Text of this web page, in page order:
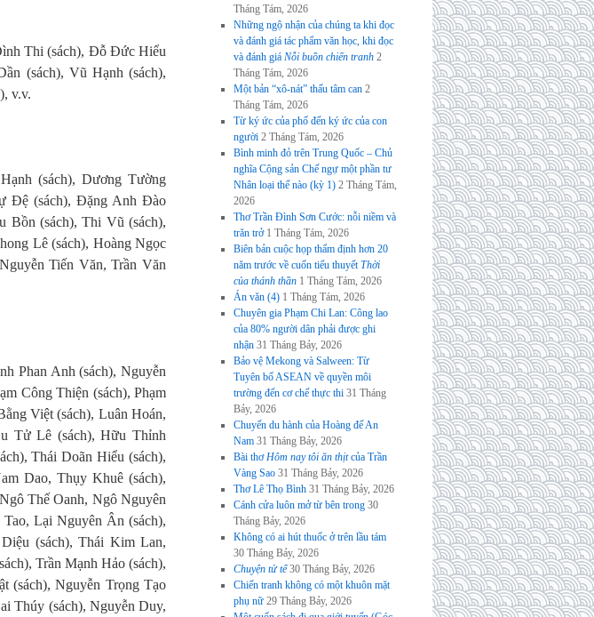
Thi (sách), Đỗ Đức Hiểu
(sách), Vũ Hạnh (sách),
v.v.
(sách), Dương Tường
Đệ (sách), Đặng Anh Đào
Bồn (sách), Thi Vũ (sách),
Lê (sách), Hoàng Ngọc
Tiến Văn, Trần Văn
Phan Anh (sách), Nguyễn
Công Thiện (sách), Phạm
Việt (sách), Luân Hoán,
Tử Lê (sách), Hữu Thỉnh
Thái Doãn Hiểu (sách),
Dao, Thụy Khuê (sách),
Thế Oanh, Ngô Nguyên
Lại Nguyên Ân (sách),
(sách), Thái Kim Lan,
Trần Mạnh Hảo (sách),
(sách), Nguyễn Trọng Tạo
Thúy (sách), Nguyễn Duy,
Tháng Tám, 2026
Những ngộ nhận của chúng ta khi đọc
và đánh giá tác phẩm văn học, khi đọc
và đánh giá Nỗi buồn chiến tranh 2
Tháng Tám, 2026
Một bản “xô-nát” thấu tâm can 2
Tháng Tám, 2026
Từ ký ức của phố đến ký ức của con
người 2 Tháng Tám, 2026
Bình minh đỏ trên Trung Quốc – Chủ
nghĩa Cộng sản Chế ngự một phần tư
Nhân loại thế nào (kỳ 1) 2 Tháng Tám,
2026
Thơ Trần Đình Sơn Cước: nỗi niềm và
trăn trở 1 Tháng Tám, 2026
Biên bản cuộc họp thẩm định hơn 20
năm trước về cuốn tiểu thuyếtThời
của thánh thần 1 Tháng Tám, 2026
Án văn (4) 1 Tháng Tám, 2026
Chuyên gia Phạm Chi Lan: Công lao
của 80% người dân phải được ghi
nhận 31 Tháng Bảy, 2026
Bảo vệ Mekong và Salween: Từ
Tuyên bố ASEAN về quyền môi
trường đến cơ chế thực thi 31 Tháng
Bảy, 2026
Chuyến du hành của Hoàng đế An
Nam 31 Tháng Bảy, 2026
Bài thơHôm nay tôi ăn thịtcủa Trần
Vàng Sao 31 Tháng Bảy, 2026
Thơ Lê Thọ Bình 31 Tháng Bảy, 2026
Cánh cửa luôn mở từ bên trong 30
Tháng Bảy, 2026
Không có ai hút thuốc ở trên lầu tám
30 Tháng Bảy, 2026
Chuyện tử tế 30 Tháng Bảy, 2026
Chiến tranh không có một khuôn mặt
phụ nữ 29 Tháng Bảy, 2026